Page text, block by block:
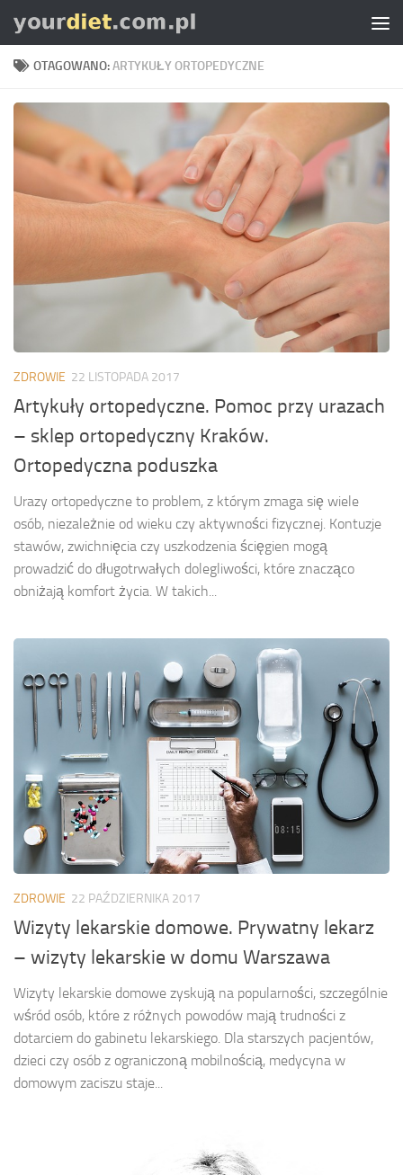
Skip to content
OTAGOWANO:ARTYKUŁY ORTOPEDYCZNE
ZDROWIE 22 LISTOPADA 2017
Artykuły ortopedyczne. Pomoc przy urazach
– sklep ortopedyczny Kraków.
Ortopedyczna poduszka
Urazy ortopedyczne to problem, z którym zmaga się wiele
osób, niezależnie od wieku czy aktywności fizycznej. Kontuzje
stawów, zwichnięcia czy uszkodzenia ścięgien mogą
prowadzić do długotrwałych dolegliwości, które znacząco
obniżają komfort życia. W takich...
ZDROWIE 22 PAŹDZIERNIKA 2017
Wizyty lekarskie domowe. Prywatny lekarz
– wizyty lekarskie w domu Warszawa
Wizyty lekarskie domowe zyskują na popularności, szczególnie
wśród osób, które z różnych powodów mają trudności z
dotarciem do gabinetu lekarskiego. Dla starszych pacjentów,
dzieci czy osób z ograniczoną mobilnością, medycyna w
domowym zaciszu staje...